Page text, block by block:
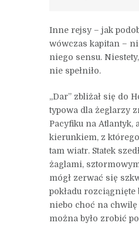
Inne rejsy – jak
wówczas kapitan –
niego sensu.
nie spełniło.
„Dar” zbliżał się do
typowa dla żeglarzy
Pacyfiku na Atlantyk,
kierunkiem, z
tam wiatr. Statek
żaglami,
mógł zerwać się
pokładu rozciągnięte
niebo choć na chwilę
można było zrobić